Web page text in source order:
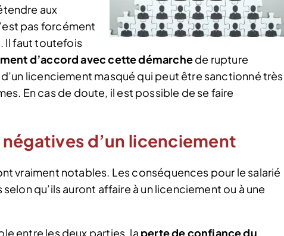
aux
pas forcément
Il faut toutefois
d’accord avec cette démarchede rupture
licenciement masqué qui peut être sanctionné très
En cas de doute, il est possible de se faire
d’un licenciement
vraiment notables. Les conséquences pour le salarié
qu’ils auront affaire à un licenciement ou à une
entre les deux parties, la perte de confiance du